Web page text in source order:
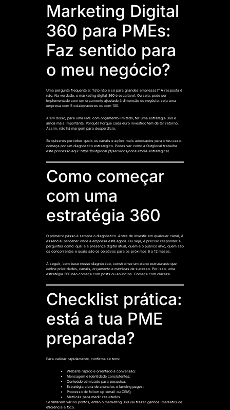
Marketing Digital
360 para PMEs:
Faz sentido para
o meu negócio?
Uma pergunta frequente é: “Isto não é só para grandes empresas?” A resposta é
não. Na verdade, o marketing digital 360 é escalável. Ou seja, pode ser
implementado com um orçamento ajustado à dimensão do negócio, seja uma
empresa com 5 colaboradores ou com 100.
Além disso, para uma PME com orçamento limitado, ter uma estratégia 360 é
ainda mais importante. Porquê? Porque cada euro investido tem de ter retorno.
Assim, não há margem para desperdício.
Se quiseres perceber quais os canais e ações mais adequados para o teu caso,
começa por um diagnóstico estratégico. Podes ver como a Outglocal trabalha
este processo aqui: https://outglocal.pt/servicos/consultoria-estrategica/
Como começar
com uma
estratégia 360
O primeiro passo é sempre o diagnóstico. Antes de investir em qualquer canal, é
essencial perceber onde a empresa está agora. Ou seja, é preciso responder a
perguntas como: qual é a presença digital atual, quem é o público alvo, quem são
os concorrentes e quais são os objetivos para os próximos 6 a 12 meses.
A seguir, com base nesse diagnóstico, constrói-se um plano estruturado que
define prioridades, canais, orçamento e métricas de sucesso. Por isso, uma
estratégia 360 não começa com posts ou anúncios. Começa com clareza.
Checklist prática:
está a tua PME
preparada?
Para validar rapidamente, confirma se tens:
Website rápido e orientado a conversão;
Mensagem e identidade consistentes;
Conteúdo otimizado para pesquisa;
Estratégia clara de anúncios e landing pages;
Processo de follow up (email ou CRM);
Métricas para medir resultados.
Se faltarem vários pontos, então o marketing 360 vai trazer ganhos imediatos de
eficiência e foco.